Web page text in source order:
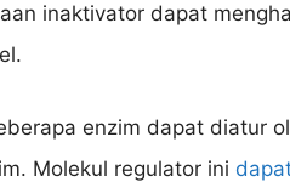
inaktivator dapat
enzim dapat diatur
Molekul regulator ini